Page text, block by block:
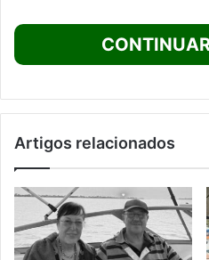
Artigos relacionados